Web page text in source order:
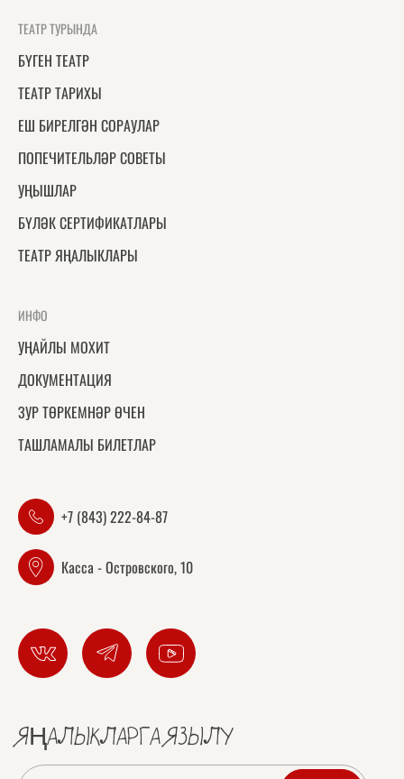
ТЕАТР ТУРЫНДА
БҮГЕН ТЕАТР
ТЕАТР ТАРИХЫ
ЕШ БИРЕЛГӘН СОРАУЛАР
ПОПЕЧИТЕЛЬЛӘР СОВЕТЫ
УҢЫШЛАР
БҮЛӘК СЕРТИФИКАТЛАРЫ
ТЕАТР ЯҢАЛЫКЛАРЫ
ИНФО
УҢАЙЛЫ МОХИТ
ДОКУМЕНТАЦИЯ
ЗУР ТӨРКЕМНӘР ӨЧЕН
ТАШЛАМАЛЫ БИЛЕТЛАР
+7 (843) 222-84-87
Касса - Островского, 10
ЯҢАЛЫКЛАРГА ЯЗЫЛУ